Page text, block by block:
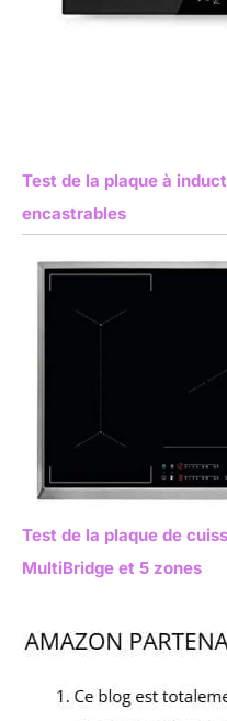
Test de la plaque à
encastrables
Test de la plaque de
MultiBridge et 5 zones